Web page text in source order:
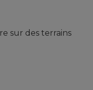
sur des terrains